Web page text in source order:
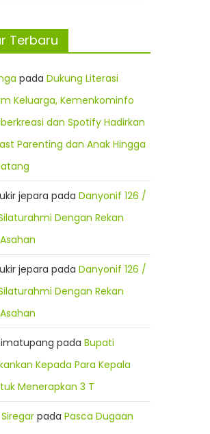
Terbaru
padaDukung Literasi
Keluarga, Kemenkominfo
dan Spotify Hadirkan
Parenting dan Anak Hingga
jepara padaDanyonif 126 /
Dengan Rekan
jepara padaDanyonif 126 /
Dengan Rekan
padaBupati
Kepada Para Kepala
Menerapkan 3 T
padaPasca Dugaan